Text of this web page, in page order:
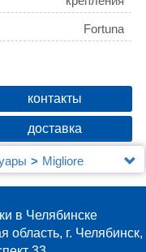
Fortuna
контакты
доставка
Migliore
в Челябинске
область, г. Челябинск,